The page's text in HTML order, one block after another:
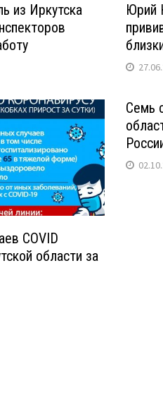
из Иркутска
Юрий
COVID
области за
Семь